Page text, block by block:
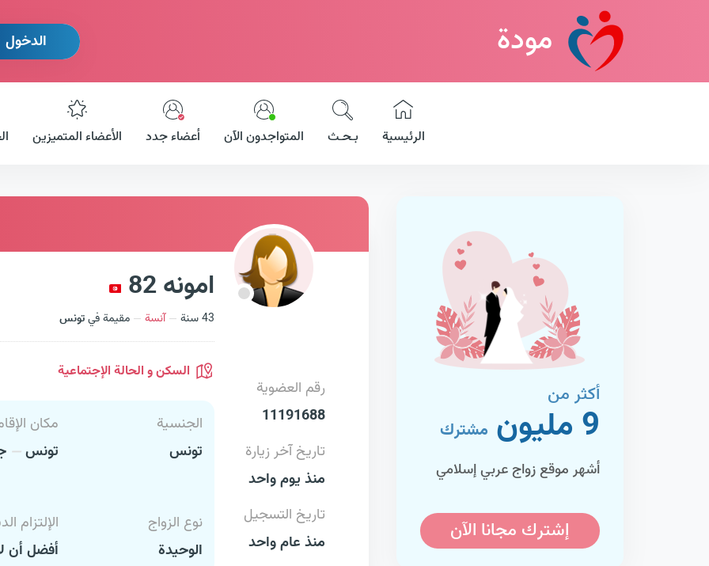
مودة الدخول
الرئيسية بـحـث المتواجدون الآن أعضاء جدد الأعضاء المتميزين
أكثر من
9 مليون مشترك
أشهر موقع زواج عربي إسلامي
إشترك مجانا الآن
امونه 82
43 سنة آنسة مقيمة فيتونس
رقم العضوية
11191688
تاريخ آخر زيارة
منذ يوم واحد
تاريخ التسجيل
منذ عام واحد
السكن و الحالة الإجتماعية
الجنسية
تونس
مكان
تونس
نوع الزواج
الوحيدة
الإلتزام
أفضل أن